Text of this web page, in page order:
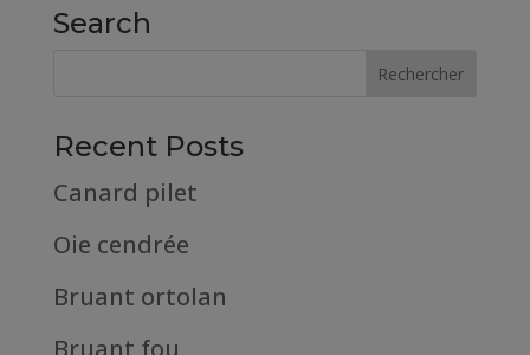
Search
Recent Posts
Canard pilet
Oie cendrée
Bruant ortolan
Bruant fou